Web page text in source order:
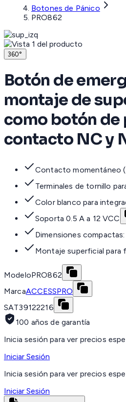
Botones de Pánico
PRO862
360°
Botón de
montaje de
como botón de
contacto NC y
Contacto momentáneo
Terminales de tornillo
Color blanco para
Soporta 0.5 A a 12 VCC
Dimensiones compactas:
Montaje superficial para
ModeloPRO862
MarcaACCESSPRO
SAT39122216
100 años de garantía
Inicia sesión para ver precios
Iniciar Sesión
Inicia sesión para ver precios
Iniciar Sesión